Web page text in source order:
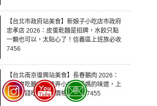
【台北市政府站美食】新娘子小吃店市政府
忠孝店 2026：皮蛋乾麵是招牌，水餃只點
一顆也可以，太貼心了！信義區上班族必收
7456
【台北南京復興站美食】長春鵝肉 2026：
大口爽吃鵝肉！巷弄小店有媽媽的味道，上
班族省錢吃粗飽，價格超佛心 7455